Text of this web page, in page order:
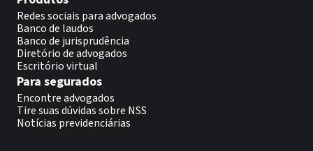
Redes sociais para advogados
Banco de laudos
Banco de jurisprudência
Diretório de advogados
Escritório virtual
Para segurados
Encontre advogados
Tire suas dúvidas sobre NSS
Notícias previdenciárias